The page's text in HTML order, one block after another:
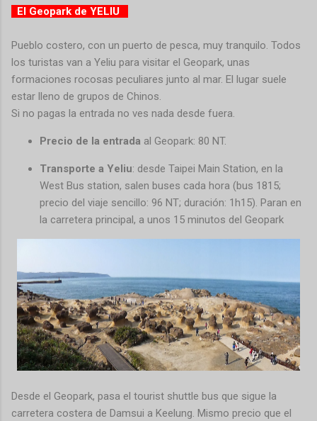
El Geopark de YELIU
Pueblo costero, con un puerto de pesca, muy tranquilo. Todos
los turistas van a Yeliu para visitar el Geopark, unas
formaciones rocosas peculiares junto al mar. El lugar suele
estar lleno de grupos de Chinos.
Si no pagas la entrada no ves nada desde fuera.
Precio de la entrada al Geopark: 80 NT.
Transporte a Yeliu: desde Taipei Main Station, en la
West Bus station, salen buses cada hora (bus 1815;
precio del viaje sencillo: 96 NT; duración: 1h15). Paran en
la carretera principal, a unos 15 minutos del Geopark
Desde el Geopark, pasa el tourist shuttle bus que sigue la
carretera costera de Damsui a Keelung. Mismo precio que el